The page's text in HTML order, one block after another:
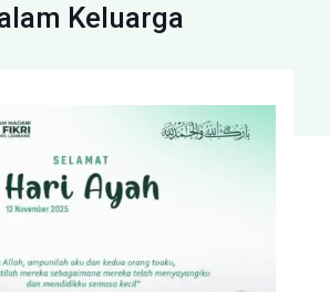
Keluarga